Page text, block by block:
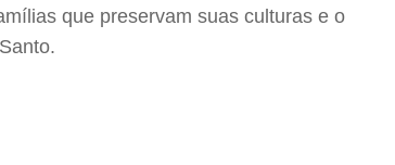
que preservam suas culturas e o